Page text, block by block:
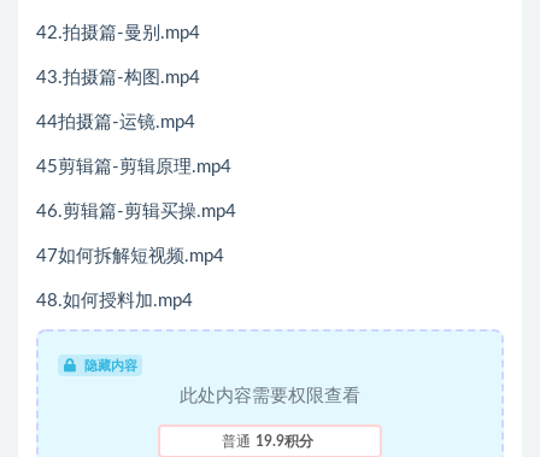
42.拍摄篇-曼别.mp4
43.拍摄篇-构图.mp4
44拍摄篇-运镜.mp4
45剪辑篇-剪辑原理.mp4
46.剪辑篇-剪辑买操.mp4
47如何拆解短视频.mp4
48.如何授料加.mp4
隐藏内容
此处内容需要权限查看
普通 19.9积分